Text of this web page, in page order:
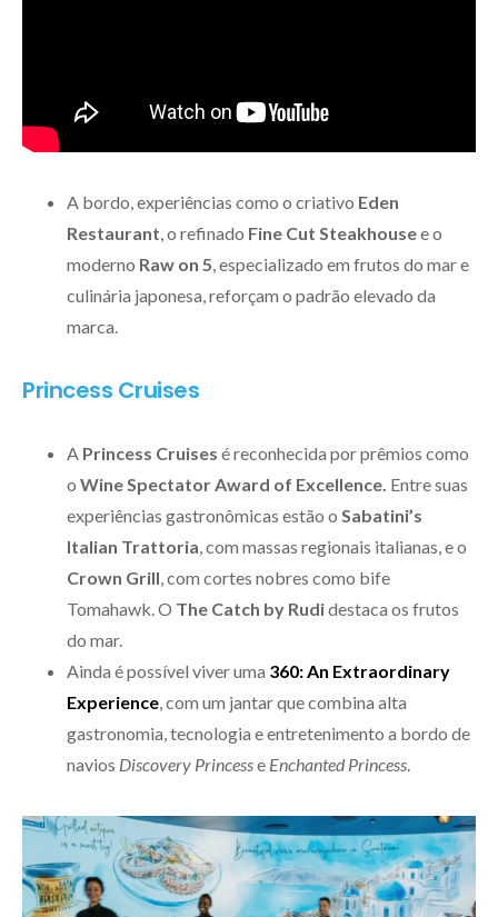
A bordo, experiências como o criativo Eden
Restaurant, o refinado Fine Cut Steakhousee o
moderno Raw on 5, especializado em frutos do mar e
culinária japonesa, reforçam o padrão elevado da
marca.
Princess Cruises
A Princess Cruises é reconhecida por prêmios como
o Wine Spectator Award of Excellence. Entre suas
experiências gastronômicas estão o Sabatini’s
Italian Trattoria, com massas regionais italianas, e o
Crown Grill, com cortes nobres como bife
Tomahawk. O The Catch by Rudidestaca os frutos
do mar.
Ainda é possível viver uma 360: An Extraordinary
Experience, com um jantar que combina alta
gastronomia, tecnologia e entretenimento a bordo de
navios Discovery Princesse Enchanted Princess.